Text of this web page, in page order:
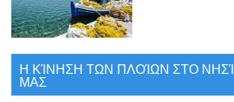
Η ΚΊΝΗΣΗ ΤΩΝ ΠΛΟΊΩΝ ΣΤΟ ΝΗΣΊ
ΜΑΣ